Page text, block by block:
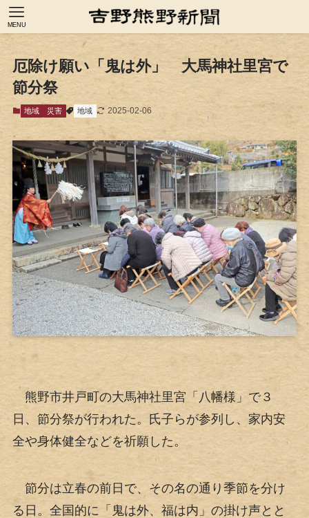
MENU
厄除け願い「鬼は外」 大馬神社里宮で
節分祭
地域 災害 地域 2025-02-06
熊野市井戸町の大馬神社里宮「八幡様」で３
日、節分祭が行われた。氏子らが参列し、家内安
全や身体健全などを祈願した。
節分は立春の前日で、その名の通り季節を分け
る日。全国的に「鬼は外、福は内」の掛け声とと